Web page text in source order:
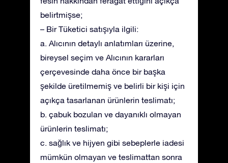
belirtmişse;
– Bir Tüketici satışıyla ilgili:
a. Alıcının detaylı anlatımları üzerine,
bireysel seçim ve Alıcının kararları
çerçevesinde daha önce bir başka
şekilde üretilmemiş ve belirli bir kişi için
açıkça tasarlanan ürünlerin teslimatı;
b. çabuk bozulan ve dayanıklı olmayan
ürünlerin teslimatı;
c. sağlık ve hijyen gibi sebeplerle iadesi
mümkün olmayan ve teslimattan sonra